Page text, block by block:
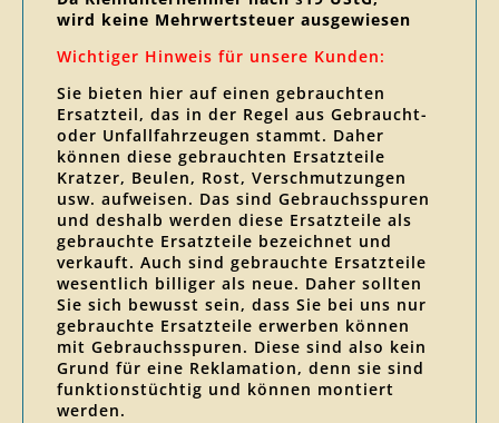
wird keine Mehrwertsteuer ausgewiesen
Wichtiger Hinweis für unsere Kunden:
Sie bieten hier auf einen gebrauchten
Ersatzteil, das in der Regel aus Gebraucht-
oder Unfallfahrzeugen stammt. Daher
können diese gebrauchten Ersatzteile
Kratzer, Beulen, Rost, Verschmutzungen
usw. aufweisen. Das sind Gebrauchsspuren
und deshalb werden diese Ersatzteile als
gebrauchte Ersatzteile bezeichnet und
verkauft. Auch sind gebrauchte Ersatzteile
wesentlich billiger als neue. Daher sollten
Sie sich bewusst sein, dass Sie bei uns nur
gebrauchte Ersatzteile erwerben können
mit Gebrauchsspuren. Diese sind also kein
Grund für eine Reklamation, denn sie sind
funktionstüchtig und können montiert
werden.